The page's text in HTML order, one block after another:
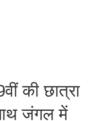
की छात्रा
जंगल में